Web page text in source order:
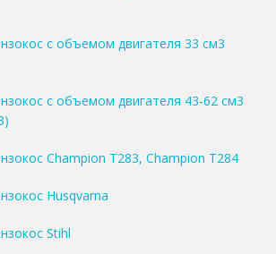
с объемом двигателя 33 см3
с объемом двигателя 43-62 см3
Champion T283, Champion T284
Husqvarna
Stihl